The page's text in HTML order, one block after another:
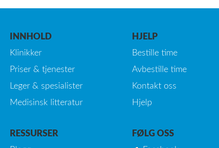
INNHOLD
Klinikker
Priser & tjenester
Leger & spesialister
Medisinsk litteratur
HJELP
Bestille time
Avbestille time
Kontakt oss
Hjelp
RESSURSER
FØLG OSS